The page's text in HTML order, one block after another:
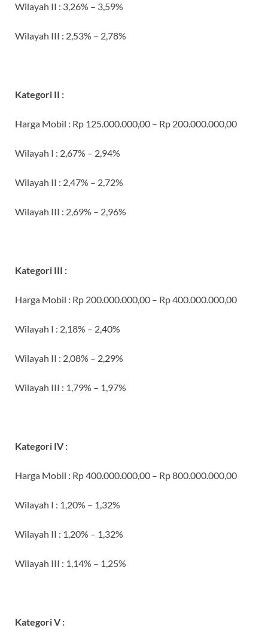
Wilayah II : 3,26% – 3,59%
Wilayah III : 2,53% – 2,78%
Kategori II :
Harga Mobil : Rp 125.000.000,00 – Rp 200.000.000,00
Wilayah I : 2,67% – 2,94%
Wilayah II : 2,47% – 2,72%
Wilayah III : 2,69% – 2,96%
Kategori III :
Harga Mobil : Rp 200.000.000,00 – Rp 400.000.000,00
Wilayah I : 2,18% – 2,40%
Wilayah II : 2,08% – 2,29%
Wilayah III : 1,79% – 1,97%
Kategori IV :
Harga Mobil : Rp 400.000.000,00 – Rp 800.000.000,00
Wilayah I : 1,20% – 1,32%
Wilayah II : 1,20% – 1,32%
Wilayah III : 1,14% – 1,25%
Kategori V :